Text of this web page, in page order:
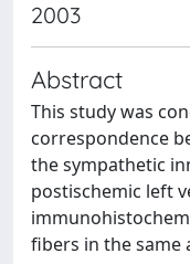
2003
Abstract
This study was
correspondence
the sympathetic
postischemic left
fibers in the same